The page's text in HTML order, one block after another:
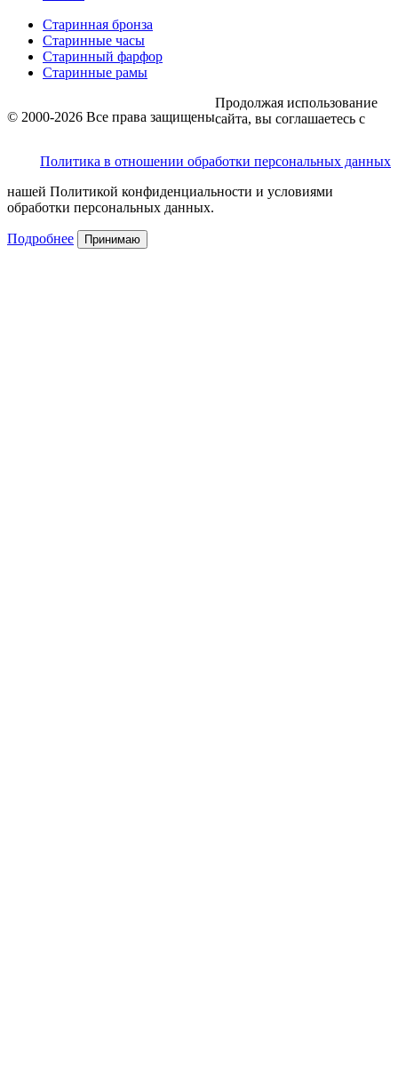
Старинная бронза
Старинные часы
Старинный фарфор
Старинные рамы
© 2000-2026 Все права защищены
Политика в отношении обработки персональных данных
Продолжая использование
сайта, вы соглашаетесь с
нашей Политикой конфиденциальности и условиями
обработки персональных данных.
Подробнее Принимаю